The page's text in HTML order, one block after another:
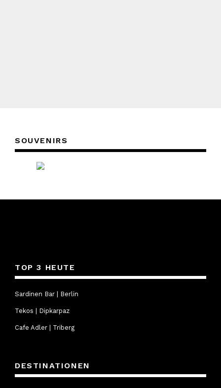
SOUVENIRS
TOP 3 HEUTE
Sardinen Bar | Berlin
Tekos | Dipkarpaz
Cafe Adler | Triberg
DESTINATIONEN